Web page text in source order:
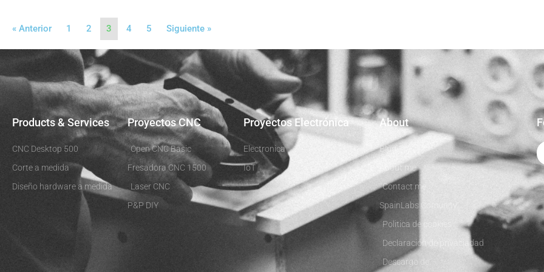
« Anterior 1 2 3 4 5 Siguiente »
Products & Services
CNC Desktop 500
Corte a medida
Diseño hardware a medida
Proyectos CNC
Open CNC Basic
Fresadora CNC 1500
Laser CNC
P&P DIY
Proyectos Electrónica
Electronica
IoT
About
Blog
About me
Contact me
SpainLabs Comunity
Politica de cookies
Declaración de privaciadad
Descargo de